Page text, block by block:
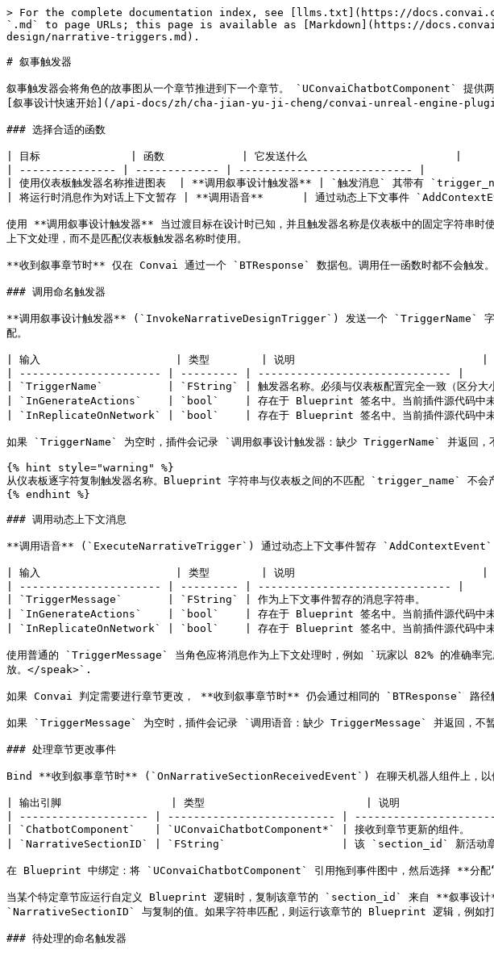
> For the complete documentation index, see [llms.txt](https://
`.md` to page URLs; this page is available as [Markdown](https://
design/narrative-triggers.md).
# 叙事触发器
叙事触发器会将角色的故事图从一个章节推进到下一个章节。 `UConvaiChatbotComponent` 提供
[叙事设计快速开始](/api-docs/zh/cha-jian-yu-ji-cheng/convai-unreal-engine-
### 选择合适的函数
| 目标              | 函数            | 它发送什么                       |
| --------------- | ------------- | --------------------------- |
| 使用仪表板触发器名称推进图表  | **调用叙事设计触发器** | `触发消息` 其带有
| 将运行时消息作为对话上下文暂存 | **调用语音**      | 通过动态上下文事件
使用 **调用叙事设计触发器** 当过渡目标在设计时已知，并且触发器名称是仪表板中的固定字符串
上下文处理，而不是匹配仪表板触发器名称时使用。
**收到叙事章节时** 仅在 Convai 通过一个 `BTResponse` 数据包。调用任一函数时都不会触发。
### 调用命名触发器
**调用叙事设计触发器** (`InvokeNarrativeDesignTrigger`) 发送一个 `TriggerName` 字符
配。
| 输入                     | 类型        | 说明                             |
| ---------------------- | --------- | ------------------------------ |
| `TriggerName`          | `FString` | 触发器名称。必须与仪表板配置完全一致（区分大
| `InGenerateActions`    | `bool`    | 存在于 Blueprint 签名中。当前插件源代码中未
| `InReplicateOnNetwork` | `bool`    | 存在于 Blueprint 签名中。当前插件源代码中未
如果 `TriggerName` 为空时，插件会记录 `调用叙事设计触发器：缺少 TriggerName` 并返回，不
{% hint style="warning" %}
从仪表板逐字符复制触发器名称。Blueprint 字符串与仪表板之间的不匹配 `trigger_name` 不会产
{% endhint %}
### 调用动态上下文消息
**调用语音** (`ExecuteNarrativeTrigger`) 通过动态上下文事件暂存 `AddContextEvent`
| 输入                     | 类型        | 说明                             |
| ---------------------- | --------- | ------------------------------ |
| `TriggerMessage`       | `FString` | 作为上下文事件暂存的消息字符串。
| `InGenerateActions`    | `bool`    | 存在于 Blueprint 签名中。当前插件源代码中未
| `InReplicateOnNetwork` | `bool`    | 存在于 Blueprint 签名中。当前插件源代码中未
使用普通的 `TriggerMessage` 当角色应将消息作为上下文处理时，例如 `玩家以 82% 的准确率
放。</speak>`.
如果 Convai 判定需要进行章节更改， **收到叙事章节时** 仍会通过相同的 `BTResponse` 路径
如果 `TriggerMessage` 为空时，插件会记录 `调用语音：缺少 TriggerMessage` 并返回，不暂
### 处理章节更改事件
Bind **收到叙事章节时** (`OnNarrativeSectionReceivedEvent`) 在聊天机器人组件上，以便
| 输出引脚                 | 类型                         | 说明
| -------------------- | -------------------------- |
| `ChatbotComponent`   | `UConvaiChatbotComponent*` | 接收到章节更新的组件
| `NarrativeSectionID` | `FString`                  | 该 `section_id` 新活动章
在 Blueprint 中绑定：将 `UConvaiChatbotComponent` 引用拖到事件图中，然后选择 **分配“
当某个特定章节应运行自定义 Blueprint 逻辑时，复制该章节的 `section_id` 来自 **叙事设计
`NarrativeSectionID` 与复制的值。如果字符串匹配，则运行该章节的 Blueprint 逻辑，例如打开
### 待处理的命名触发器